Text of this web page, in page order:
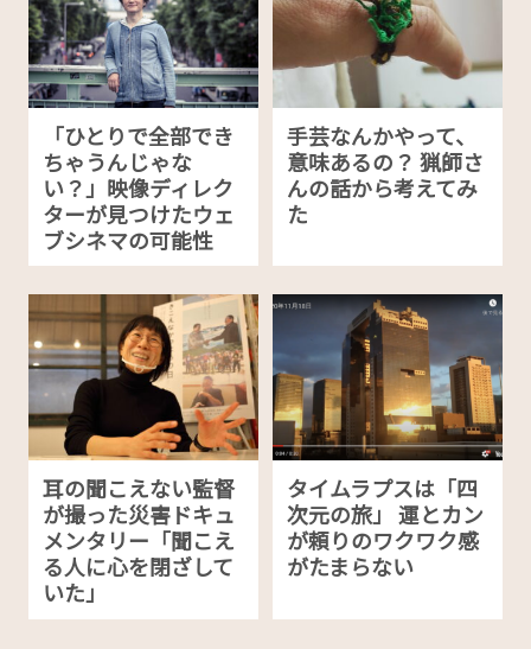
「ひとりで全部でき
ちゃうんじゃな
い？」映像ディレク
ターが見つけたウェ
ブシネマの可能性
手芸なんかやって、
意味あるの？ 猟師さ
んの話から考えてみ
た
耳の聞こえない監督
が撮った災害ドキュ
メンタリー「聞こえ
る人に心を閉ざして
いた」
タイムラプスは「四
次元の旅」 運とカン
が頼りのワクワク感
がたまらない